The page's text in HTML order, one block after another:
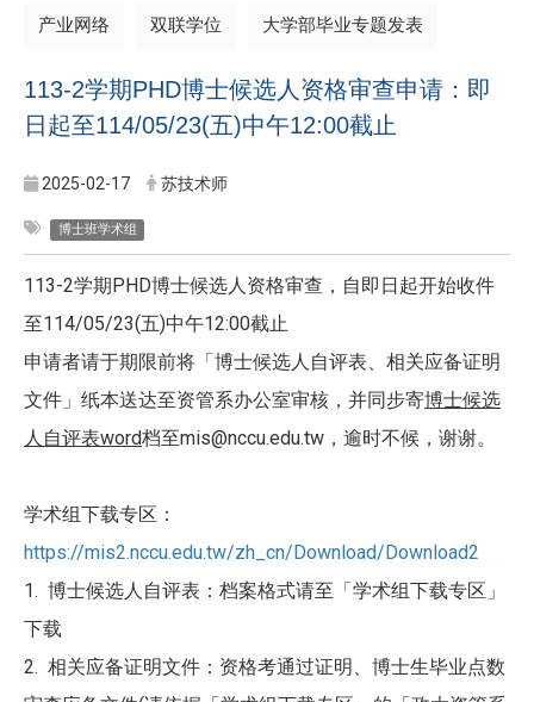
产业网络 双联学位 大学部毕业专题发表
113-2学期PHD博士候选人资格审查申请：即
日起至114/05/23(五)中午12:00截止
2025-02-17 苏技术师
博士班学术组
113-2学期PHD博士候选人资格审查，自即日起开始收件
至114/05/23(五)中午12:00截止
申请者请于期限前将「博士候选人自评表、相关应备证明
文件」纸本送达至资管系办公室审核，并同步寄博士候选
人自评表word档至mis@nccu.edu.tw，逾时不候，谢谢。
学术组下载专区：
https://mis2.nccu.edu.tw/zh_cn/Download/Download2
1. 博士候选人自评表：档案格式请至「学术组下载专区」
下载
2. 相关应备证明文件：资格考通过证明、博士生毕业点数